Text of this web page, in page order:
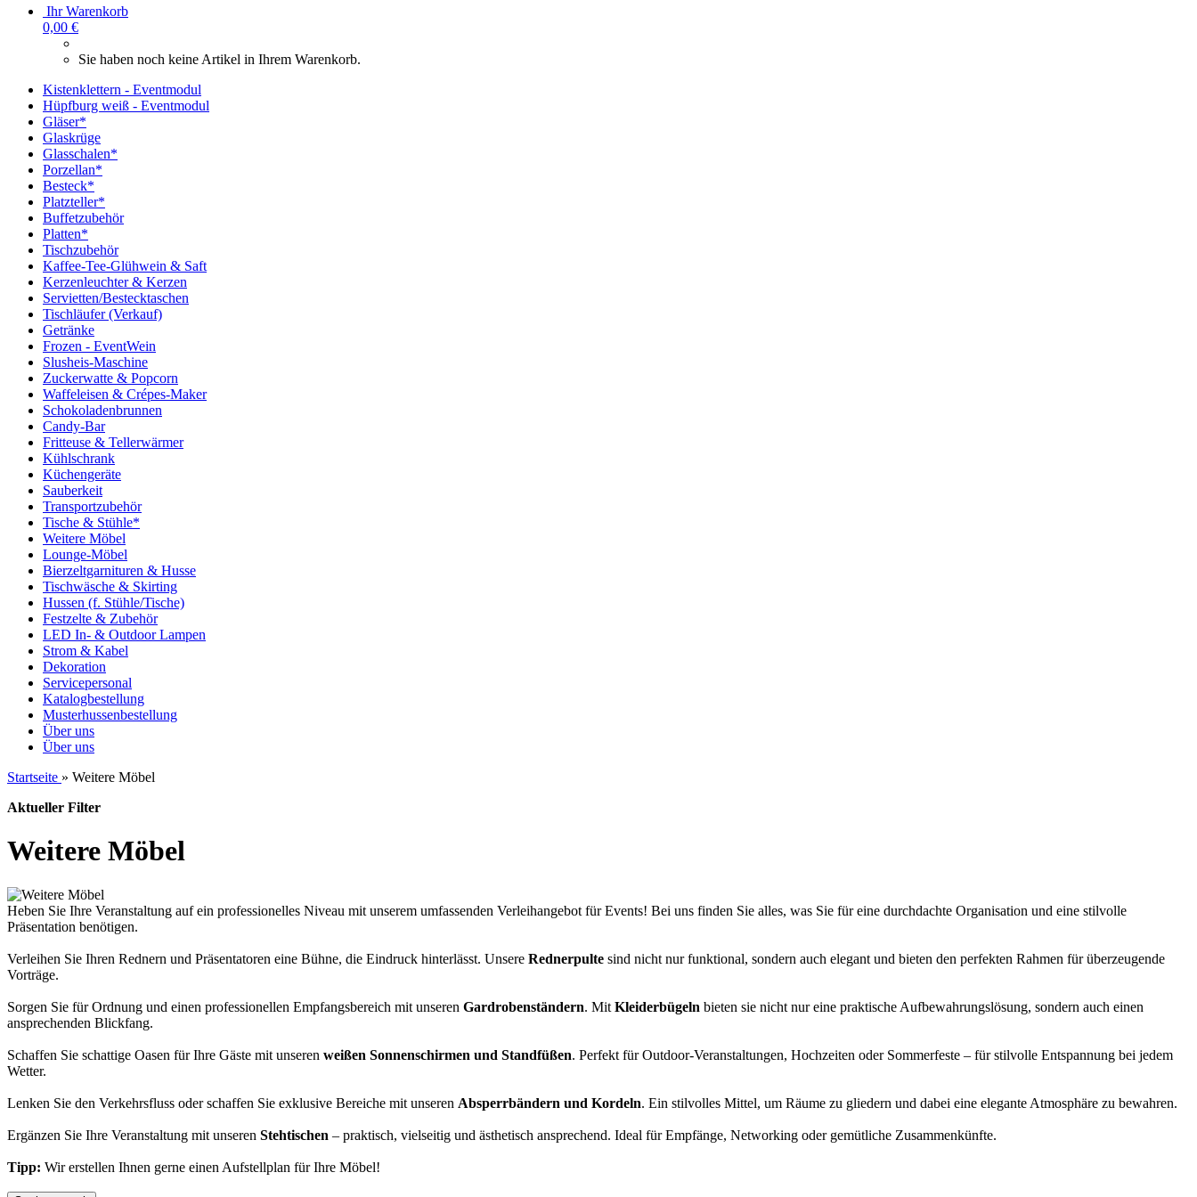
Ihr Warenkorb
0,00 €
Sie haben noch keine Artikel in Ihrem Warenkorb.
Kistenklettern - Eventmodul
Hüpfburg weiß - Eventmodul
Gläser*
Glaskrüge
Glasschalen*
Porzellan*
Besteck*
Platzteller*
Buffetzubehör
Platten*
Tischzubehör
Kaffee-Tee-Glühwein & Saft
Kerzenleuchter & Kerzen
Servietten/Bestecktaschen
Tischläufer (Verkauf)
Getränke
Frozen - EventWein
Slusheis-Maschine
Zuckerwatte & Popcorn
Waffeleisen & Crépes-Maker
Schokoladenbrunnen
Candy-Bar
Fritteuse & Tellerwärmer
Kühlschrank
Küchengeräte
Sauberkeit
Transportzubehör
Tische & Stühle*
Weitere Möbel
Lounge-Möbel
Bierzeltgarnituren & Husse
Tischwäsche & Skirting
Hussen (f. Stühle/Tische)
Festzelte & Zubehör
LED In- & Outdoor Lampen
Strom & Kabel
Dekoration
Servicepersonal
Katalogbestellung
Musterhussenbestellung
Über uns
Über uns
Startseite » Weitere Möbel
Aktueller Filter
Weitere Möbel
Heben Sie Ihre Veranstaltung auf ein professionelles Niveau mit unserem umfassenden Verleihangebot für Events! Bei uns finden Sie alles, was Sie für eine durchdachte Organisation und eine stilvolle
Präsentation benötigen.
Verleihen Sie Ihren Rednern und Präsentatoren eine Bühne, die Eindruck hinterlässt. Unsere Rednerpulte sind nicht nur funktional, sondern auch elegant und bieten den perfekten Rahmen für überzeugende
Vorträge.
Sorgen Sie für Ordnung und einen professionellen Empfangsbereich mit unseren Gardrobenständern. Mit Kleiderbügeln bieten sie nicht nur eine praktische Aufbewahrungslösung, sondern auch einen
ansprechenden Blickfang.
Schaffen Sie schattige Oasen für Ihre Gäste mit unseren weißen Sonnenschirmen und Standfüßen. Perfekt für Outdoor-Veranstaltungen, Hochzeiten oder Sommerfeste – für stilvolle Entspannung bei jedem
Wetter.
Lenken Sie den Verkehrsfluss oder schaffen Sie exklusive Bereiche mit unseren Absperrbändern und Kordeln. Ein stilvolles Mittel, um Räume zu gliedern und dabei eine elegante Atmosphäre zu bewahren.
Ergänzen Sie Ihre Veranstaltung mit unseren Stehtischen – praktisch, vielseitig und ästhetisch ansprechend. Ideal für Empfänge, Networking oder gemütliche Zusammenkünfte.
Tipp: Wir erstellen Ihnen gerne einen Aufstellplan für Ihre Möbel!